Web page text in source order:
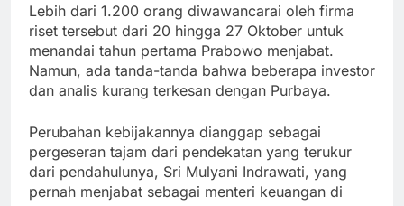
Lebih dari 1.200 orang diwawancarai oleh firma
riset tersebut dari 20 hingga 27 Oktober untuk
menandai tahun pertama Prabowo menjabat.
Namun, ada tanda-tanda bahwa beberapa investor
dan analis kurang terkesan dengan Purbaya.
Perubahan kebijakannya dianggap sebagai
pergeseran tajam dari pendekatan yang terukur
dari pendahulunya, Sri Mulyani Indrawati, yang
pernah menjabat sebagai menteri keuangan di